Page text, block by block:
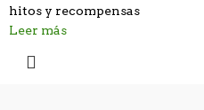
hitos y recompensas
Leer más